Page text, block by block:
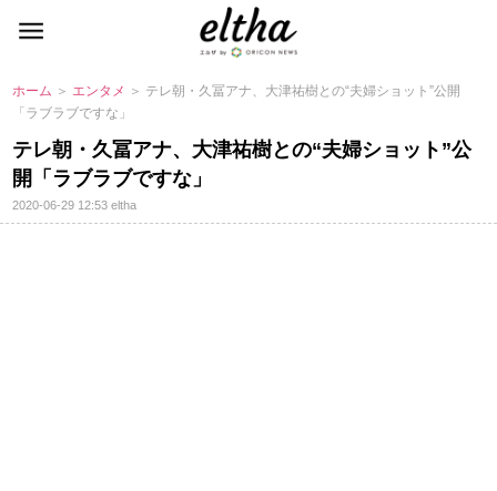
ホーム ＞ エンタメ ＞ テレ朝・久冨アナ、大津祐樹との“夫婦ショット”公開
「ラブラブですな」
テレ朝・久冨アナ、大津祐樹との“夫婦ショット”公
開「ラブラブですな」
2020-06-29 12:53eltha